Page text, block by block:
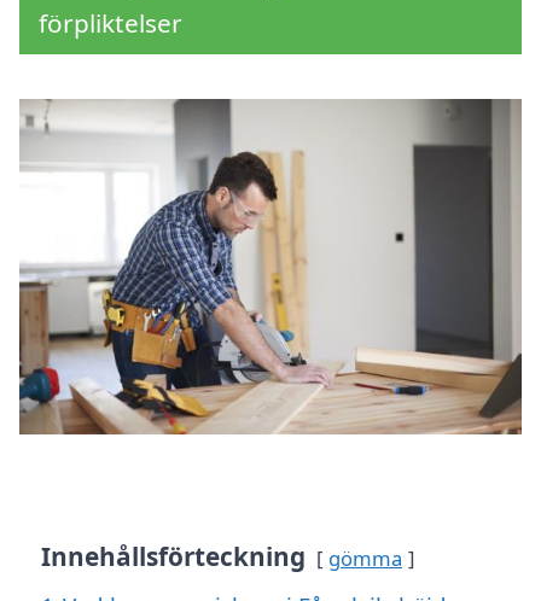
förpliktelser
Innehållsförteckning gömma